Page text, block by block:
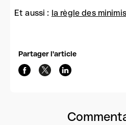
Et aussi : la règle des minimis
Partager l'article